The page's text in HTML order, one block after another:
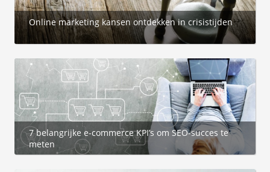
Online marketing kansen ontdekken in crisistijden
7 belangrijke e-commerce KPI’s om SEO-succes te
meten
gebruikt
Hierdoor
website-